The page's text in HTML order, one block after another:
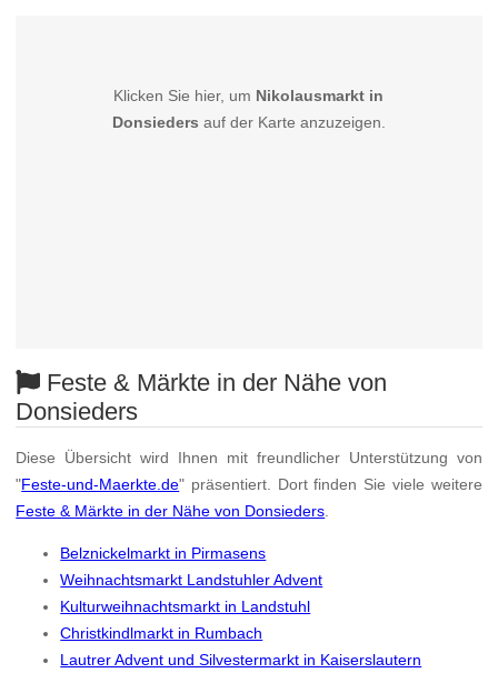
Klicken Sie hier, um Nikolausmarkt in
Donsieders auf der Karte anzuzeigen.
Feste & Märkte in der Nähe von
Donsieders
Diese Übersicht wird Ihnen mit freundlicher Unterstützung von
"Feste-und-Maerkte.de" präsentiert. Dort finden Sie viele weitere
Feste & Märkte in der Nähe von Donsieders
Belznickelmarkt in Pirmasens
Weihnachtsmarkt Landstuhler Advent
Kulturweihnachtsmarkt in Landstuhl
Christkindlmarkt in Rumbach
Lautrer Advent und Silvestermarkt in Kaiserslautern